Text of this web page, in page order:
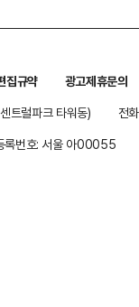
집규약
광고제휴문의
트럴파크 타워동)
전
록번호: 서울 아00055